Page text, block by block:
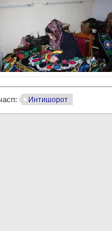
Интишорот